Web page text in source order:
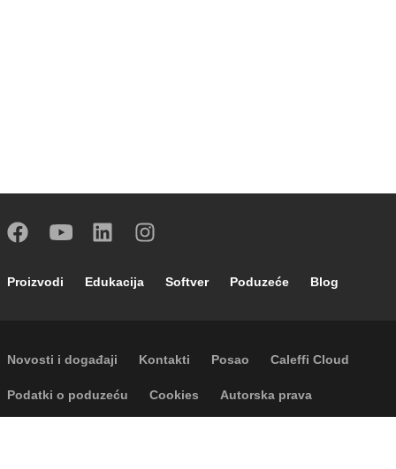
Footer main navigation
Proizvodi Edukacija Softver Poduzeće Blog
Footer secondary navigation
Novosti i događaji Kontakti Posao Caleffi Cloud
Footer menu
Podatki o poduzeću Cookies Autorska prava